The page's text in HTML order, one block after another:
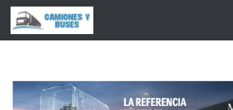
Saltar al contenido